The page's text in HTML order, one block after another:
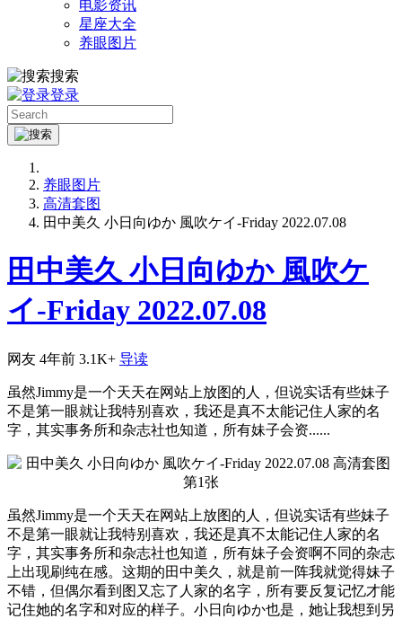
电影资讯
星座大全
养眼图片
搜索
登录
养眼图片
高清套图
田中美久 小日向ゆか 風吹ケイ-Friday 2022.07.08
田中美久 小日向ゆか 風吹ケ
イ-Friday 2022.07.08
网友 4年前 3.1K+ 导读
虽然Jimmy是一个天天在网站上放图的人，但说实话有些妹子
不是第一眼就让我特别喜欢，我还是真不太能记住人家的名
字，其实事务所和杂志社也知道，所有妹子会资......
虽然Jimmy是一个天天在网站上放图的人，但说实话有些妹子
不是第一眼就让我特别喜欢，我还是真不太能记住人家的名
字，其实事务所和杂志社也知道，所有妹子会资啊不同的杂志
上出现刷纯在感。这期的田中美久，就是前一阵我就觉得妹子
不错，但偶尔看到图又忘了人家的名字，所有要反复记忆才能
记住她的名字和对应的样子。小日向ゆか也是，她让我想到另